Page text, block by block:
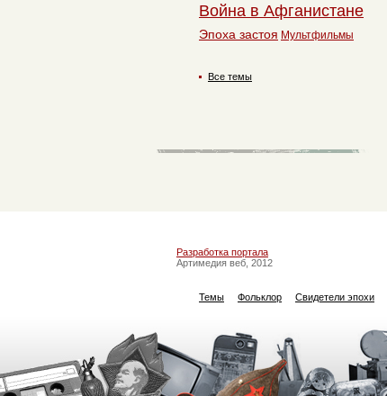
Война в Афганистане
Эпоха застоя Мультфильмы
Все темы
Разработка портала
Артимедия веб, 2012
Темы Фольклор Свидетели эпохи